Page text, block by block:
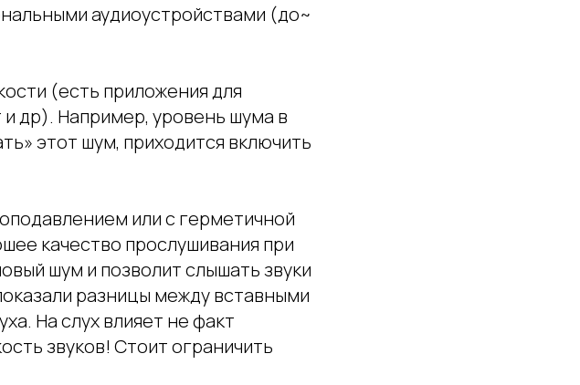
аудиоустройствами (до~
(есть приложения для
др). Например, уровень шума в
этот шум, приходится включить
или с герметичной
качество прослушивания при
шум и позволит слышать звуки
разницы между вставными
На слух влияет не факт
звуков! Стоит ограничить